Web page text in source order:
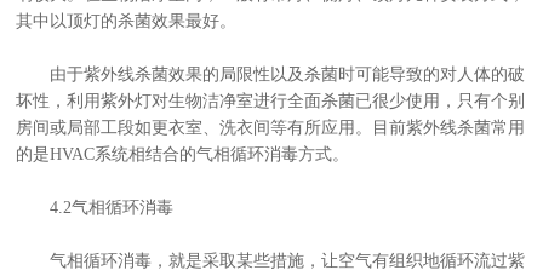
其中以顶灯的杀菌效果最好。
由于紫外线杀菌效果的局限性以及杀菌时可能导致的对人体的破
坏性，利用紫外灯对生物洁净室进行全面杀菌已很少使用，只有个别
房间或局部工段如更衣室、洗衣间等有所应用。目前紫外线杀菌常用
的是HVAC系统相结合的气相循环消毒方式。
4.2气相循环消毒
气相循环消毒，就是采取某些措施，让空气有组织地循环流过紫